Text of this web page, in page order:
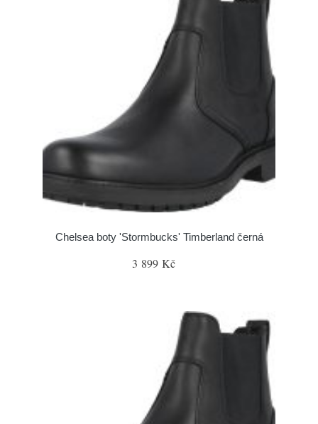
Chelsea boty 'Stormbucks' Timberland černá
3 899 Kč